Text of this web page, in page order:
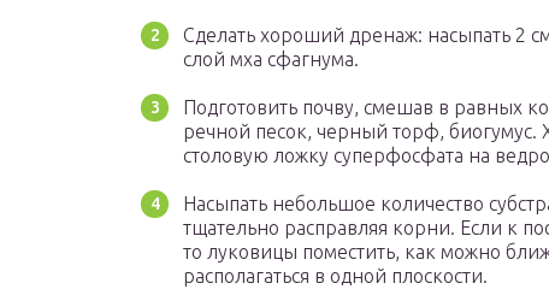
Сделать хороший дренаж: насыпать 2
слой мха сфагнума.
Подготовить почву, смешав в равных
речной песок, черный торф, биогумус.
столовую ложку суперфосфата на
Насыпать небольшое количество
тщательно расправляя корни. Если к
то луковицы поместить, как можно
располагаться в одной плоскости.